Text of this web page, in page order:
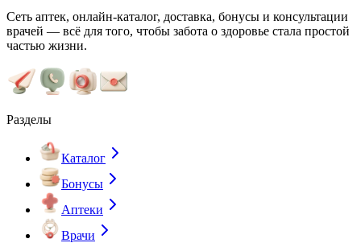
Сеть аптек, онлайн-каталог, доставка, бонусы и консультации
врачей — всё для того, чтобы забота о здоровье стала простой
частью жизни.
Разделы
Каталог
Бонусы
Аптеки
Врачи